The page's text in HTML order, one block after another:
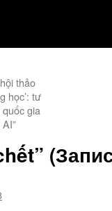
thảo
học’: tư
gia